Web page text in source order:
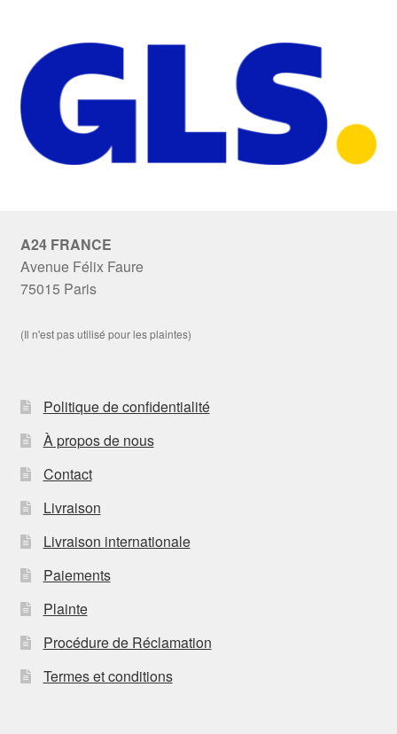
A24 FRANCE
Avenue Félix Faure
75015 Paris
(Il n'est pas utilisé pour les plaintes)
Politique de confidentialité
À propos de nous
Contact
Livraison
Livraison internationale
Paiements
Plainte
Procédure de Réclamation
Termes et conditions